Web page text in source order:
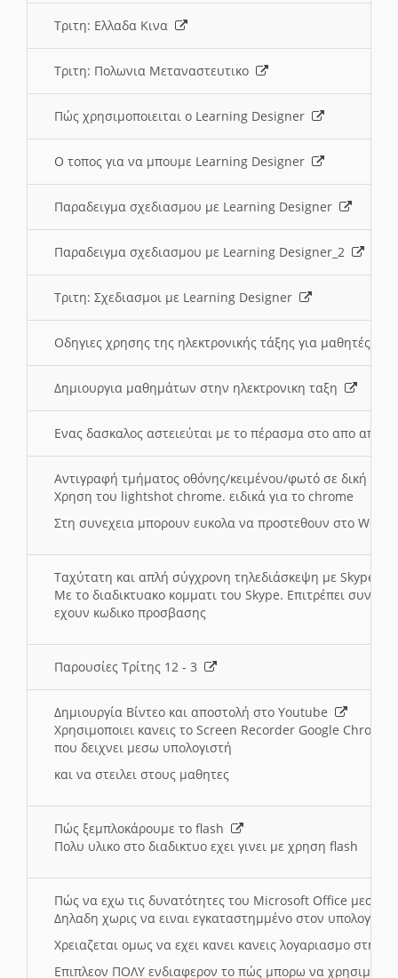
Τριτη: Ελλαδα Κινα
Τριτη: Πολωνια Μεταναστευτικο
Πώς χρησιμοποιειται ο Learning Designer
O τοπος για να μπουμε Learning Designer
Παραδειγμα σχεδιασμου με Learning Designer
Παραδειγμα σχεδιασμου με Learning Designer_2
Τριτη: Σχεδιασμοι με Learning Designer
Οδηγιες χρησης της ηλεκτρονικής τάξης για μαθητές
Δημιουργια μαθημάτων στην ηλεκτρονικη ταξη
Ενας δασκαλος αστειεύται με το πέρασμα στο απο
Αντιγραφή τμήματος οθόνης/κειμένου/φωτό σε δική
Χρηση του lightshot chrome. ειδικά για το chrome
Στη συνεχεια μπορουν ευκολα να προστεθουν στο Word
Ταχύτατη και απλή σύγχρονη τηλεδιάσκεψη με Skype
Με το διαδικτυακο κομματι του Skype. Επιτρέπει
εχουν κωδικο προσβασης
Παρουσίες Τρίτης 12 - 3
Δημιουργία Βίντεο και αποστολή στο Youtube
Χρησιμοποιει κανεις το Screen Recorder Google Chrome
που δειχνει μεσω υπολογιστή
και να στειλει στους μαθητες
Πώς ξεμπλοκάρουμε το flash
Πολυ υλικο στο διαδικτυο εχει γινει με χρηση flash
Πώς να εχω τις δυνατότητες του Microsoft Office μεσω
Δηλαδη χωρις να ειναι εγκαταστημμένο στον
Χρειαζεται ομως να εχει κανει κανεις λογαριασμο στη
Επιπλεον ΠΟΛΥ ενδιαφερον το πώς μπορω να